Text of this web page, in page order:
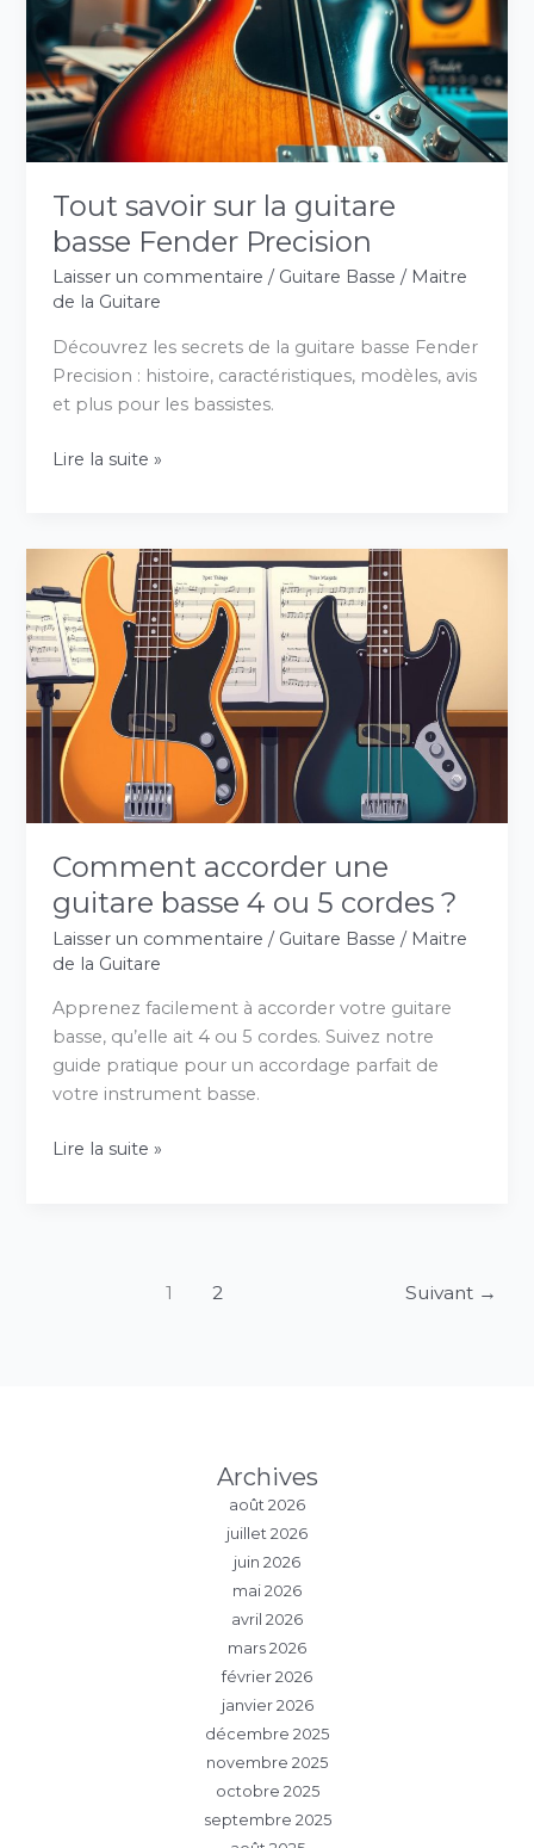
Tout savoir sur la guitare
basse Fender Precision
Laisser un commentaire / Guitare Basse / Maitre
de la Guitare
Découvrez les secrets de la guitare basse Fender
Precision : histoire, caractéristiques, modèles, avis
et plus pour les bassistes.
guitare
basse
Fender
Precision
Lire la suite »
Comment accorder une
guitare basse 4 ou 5 cordes ?
Laisser un commentaire / Guitare Basse / Maitre
de la Guitare
Apprenez facilement à accorder votre guitare
basse, qu’elle ait 4 ou 5 cordes. Suivez notre
guide pratique pour un accordage parfait de
votre instrument basse.
Comment
accorder
une
guitare
basse
4
ou
5
cordes
?
Lire la suite »
1 2 Suivant →
Archives
août 2026
juillet 2026
juin 2026
mai 2026
avril 2026
mars 2026
février 2026
janvier 2026
décembre 2025
novembre 2025
octobre 2025
septembre 2025